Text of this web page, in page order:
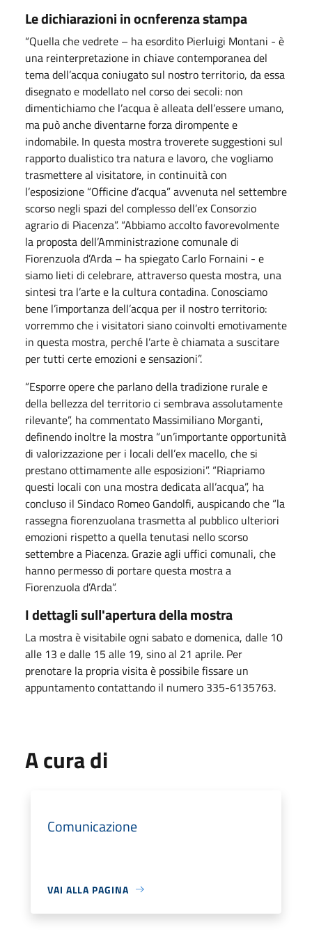
Le dichiarazioni in ocnferenza stampa
“Quella che vedrete – ha esordito Pierluigi Montani - è
una reinterpretazione in chiave contemporanea del
tema dell’acqua coniugato sul nostro territorio, da essa
disegnato e modellato nel corso dei secoli: non
dimentichiamo che l’acqua è alleata dell’essere umano,
ma può anche diventarne forza dirompente e
indomabile. In questa mostra troverete suggestioni sul
rapporto dualistico tra natura e lavoro, che vogliamo
trasmettere al visitatore, in continuità con
l’esposizione “Officine d’acqua” avvenuta nel settembre
scorso negli spazi del complesso dell’ex Consorzio
agrario di Piacenza”. “Abbiamo accolto favorevolmente
la proposta dell’Amministrazione comunale di
Fiorenzuola d’Arda – ha spiegato Carlo Fornaini - e
siamo lieti di celebrare, attraverso questa mostra, una
sintesi tra l’arte e la cultura contadina. Conosciamo
bene l’importanza dell’acqua per il nostro territorio:
vorremmo che i visitatori siano coinvolti emotivamente
in questa mostra, perché l’arte è chiamata a suscitare
per tutti certe emozioni e sensazioni”.
“Esporre opere che parlano della tradizione rurale e
della bellezza del territorio ci sembrava assolutamente
rilevante”, ha commentato Massimiliano Morganti,
definendo inoltre la mostra “un’importante opportunità
di valorizzazione per i locali dell’ex macello, che si
prestano ottimamente alle esposizioni”. “Riapriamo
questi locali con una mostra dedicata all’acqua”, ha
concluso il Sindaco Romeo Gandolfi, auspicando che “la
rassegna fiorenzuolana trasmetta al pubblico ulteriori
emozioni rispetto a quella tenutasi nello scorso
settembre a Piacenza. Grazie agli uffici comunali, che
hanno permesso di portare questa mostra a
Fiorenzuola d’Arda”.
I dettagli sull'apertura della mostra
La mostra è visitabile ogni sabato e domenica, dalle 10
alle 13 e dalle 15 alle 19, sino al 21 aprile. Per
prenotare la propria visita è possibile fissare un
appuntamento contattando il numero 335-6135763.
A cura di
Comunicazione
VAI ALLA PAGINA